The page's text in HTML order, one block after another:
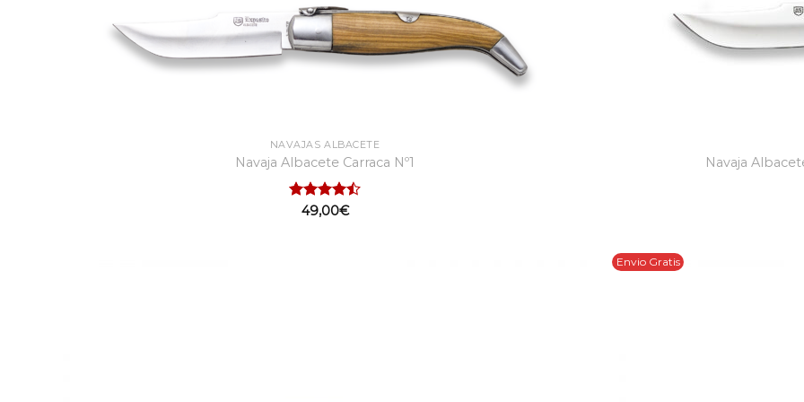
NAVAJAS ALBACETE
Navaja Albacete Carraca Nº1
Valorado
49,00€
Navaja
Envio Gratis